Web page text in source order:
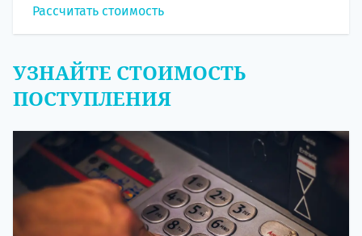
Рассчитать стоимость
УЗНАЙТЕ СТОИМОСТЬ
ПОСТУПЛЕНИЯ